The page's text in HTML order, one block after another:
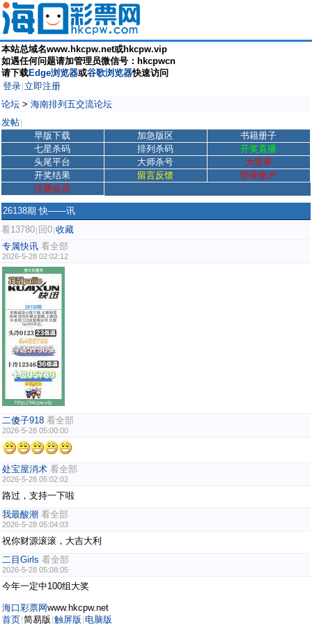
本站总域名www.hkcpw.net或hkcpw.vip
如遇任何问题请加管理员微信号：hkcpwcn
请下载Edge浏览器或谷歌浏览器快速访问
登录 立即注册
论坛 > 海南排列五交流论坛
发帖
早版下载 加急版区
书籍册子
七星杀码
排列杀码
开奖直播
头尾平台
大师杀号
大世界
开奖结果
留言反馈
登录账户
注册会员
26138期 快——讯
看13780 回0 收藏
专属快讯 看全部
2026-5-28 02:02:12
二傻子918 看全部
2026-5-28 05:00:00
处宝屋消术 看全部
2026-5-28 05:02:02
路过，支持一下啦
我最酸潮 看全部
2026-5-28 05:04:03
祝你财源滚滚，大吉大利
二目Girls 看全部
2026-5-28 05:08:05
今年一定中100组大奖
海口彩票网www.hkcpw.net
首页 简易版 触屏版 电脑版